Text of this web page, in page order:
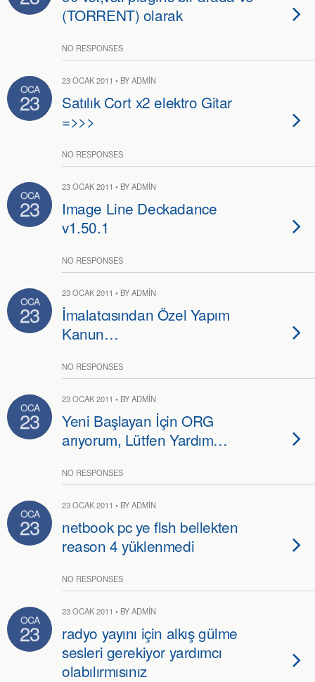
(TORRENT) olarak
NO RESPONSES
OCA
23
23 OCAK 2011 • BY ADMIN
Satılık Cort x2 elektro Gitar
=>>>
NO RESPONSES
OCA
23
23 OCAK 2011 • BY ADMIN
Image Line Deckadance
v1.50.1
NO RESPONSES
OCA
23
23 OCAK 2011 • BY ADMIN
İmalatcısından Özel Yapım
Kanun…
NO RESPONSES
OCA
23
23 OCAK 2011 • BY ADMIN
Yeni Başlayan İçin ORG
arıyorum, Lütfen Yardım…
NO RESPONSES
OCA
23
23 OCAK 2011 • BY ADMIN
netbook pc ye flsh bellekten
reason 4 yüklenmedi
NO RESPONSES
OCA
23
23 OCAK 2011 • BY ADMIN
radyo yayını için alkış gülme
sesleri gerekiyor yardımcı
olabılırmısınız